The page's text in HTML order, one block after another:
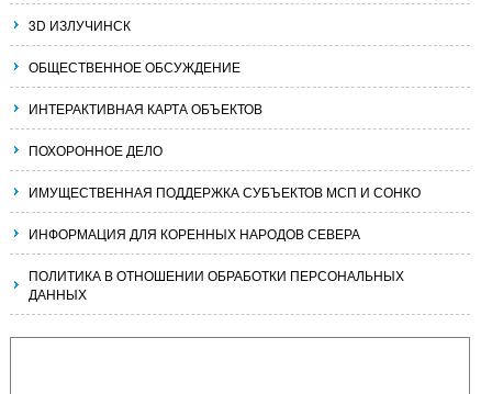
3D ИЗЛУЧИНСК
ОБЩЕСТВЕННОЕ ОБСУЖДЕНИЕ
ИНТЕРАКТИВНАЯ КАРТА ОБЪЕКТОВ
ПОХОРОННОЕ ДЕЛО
ИМУЩЕСТВЕННАЯ ПОДДЕРЖКА СУБЪЕКТОВ МСП И СОНКО
ИНФОРМАЦИЯ ДЛЯ КОРЕННЫХ НАРОДОВ СЕВЕРА
ПОЛИТИКА В ОТНОШЕНИИ ОБРАБОТКИ ПЕРСОНАЛЬНЫХ
ДАННЫХ